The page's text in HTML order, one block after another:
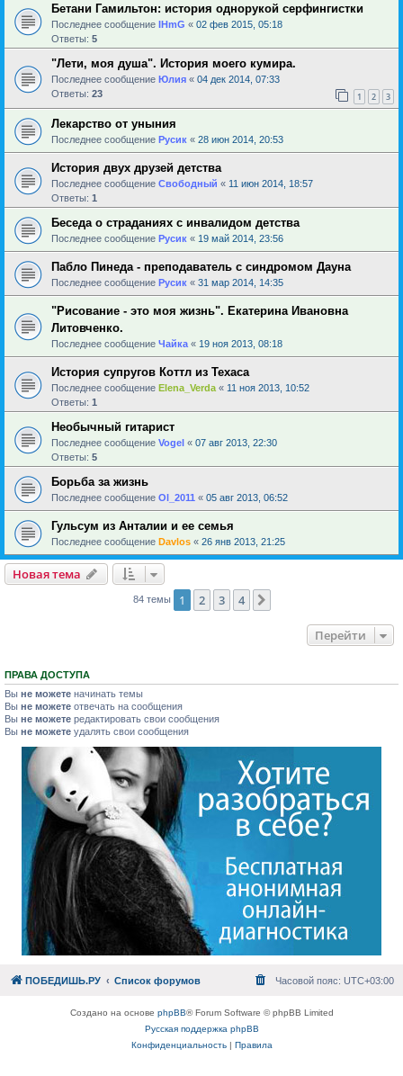
Бетани Гамильтон: история однорукой серфингистки
Последнее сообщение IHmG « 02 фев 2015, 05:18
Ответы: 5
"Лети, моя душа". История моего кумира.
Последнее сообщение Юлия « 04 дек 2014, 07:33
Ответы: 23 1 2 3
Лекарство от уныния
Последнее сообщение Русик « 28 июн 2014, 20:53
История двух друзей детства
Последнее сообщение Свободный « 11 июн 2014, 18:57
Ответы: 1
Беседа о страданиях с инвалидом детства
Последнее сообщение Русик « 19 май 2014, 23:56
Пабло Пинеда - преподаватель с синдромом Дауна
Последнее сообщение Русик « 31 мар 2014, 14:35
"Рисование - это моя жизнь". Екатерина Ивановна
Литовченко.
Последнее сообщение Чайка « 19 ноя 2013, 08:18
История супругов Коттл из Техаса
Последнее сообщение Elena_Verda « 11 ноя 2013, 10:52
Ответы: 1
Необычный гитарист
Последнее сообщение Vogel « 07 авг 2013, 22:30
Ответы: 5
Борьба за жизнь
Последнее сообщение Ol_2011 « 05 авг 2013, 06:52
Гульсум из Анталии и ее семья
Последнее сообщение Davlos « 26 янв 2013, 21:25
Новая тема
84 темы 1 2 3 4
Перейти
ПРАВА ДОСТУПА
Вы не можете начинать темы
Вы не можете отвечать на сообщения
Вы не можете редактировать свои сообщения
Вы не можете удалять свои сообщения
ПОБЕДИШЬ.РУ Список форумов Часовой пояс: UTC+03:00
Создано на основе phpBB® Forum Software © phpBB Limited
Русская поддержка phpBB
Конфиденциальность| Правила